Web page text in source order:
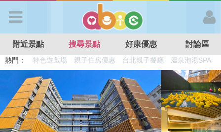
APP登入
首 頁
搜尋景點
附近景點 搜尋景點 好康優惠 討論區
熱門： 特色遊戲場 親子住房優惠 台北親子餐廳
溫泉泡湯SPA
溜滑梯民宿
觀光工廠 DIY摘果 日本親子景點